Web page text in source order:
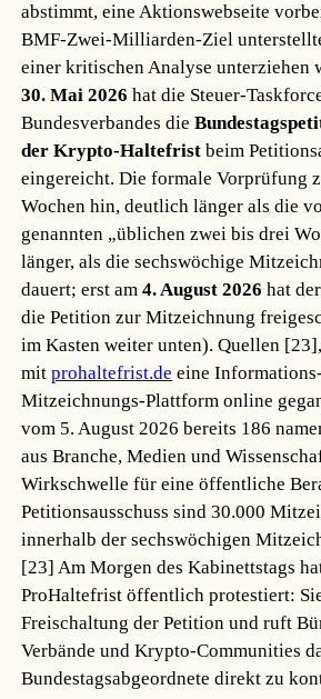
abstimmt, eine Aktionswebseite
BMF-Zwei-Milliarden-Ziel
einer kritischen Analyse
30. Mai 2026 hat die Steuer-
Bundesverbandes die
der Krypto-Haltefrist beim
eingereicht. Die formale Vorprüfung
Wochen hin, deutlich länger als die
genannten „üblichen zwei bis drei
länger, als die sechswöchige
dauert; erst am4. August 2026 hat
die Petition zur Mitzeichnung
im Kasten weiter unten).Quellen
mitprohaltefrist.de eine
Mitzeichnungs-Plattform online
vom 5. August 2026 bereits 186
aus Branche, Medien und
Wirkschwelle für eine öffentliche
Petitionsausschuss sind 30.000
innerhalb der sechswöchigen
[23] Am Morgen des Kabinettstags
ProHaltefrist öffentlich protestiert:
Freischaltung der Petition und ruft
Verbände und Krypto-Communities
Bundestagsabgeordnete direkt zu